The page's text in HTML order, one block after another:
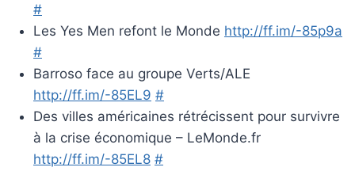
#
Les Yes Men refont le Monde http://ff.im/-85p9a
#
Barroso face au groupe Verts/ALE
http://ff.im/-85EL9 #
Des villes américaines rétrécissent pour survivre
à la crise économique – LeMonde.fr
http://ff.im/-85EL8 #